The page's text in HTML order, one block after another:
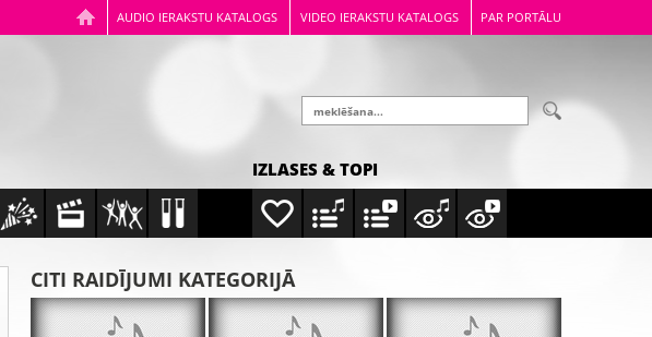
AUDIO IERAKSTU KATALOGS VIDEO IERAKSTU KATALOGS PAR PORTĀLU
IZLASES & TOPI
CITI RAIDĪJUMI KATEGORIJĀ